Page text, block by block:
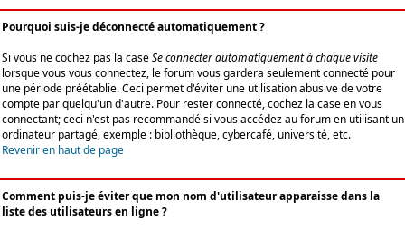
Pourquoi suis-je déconnecté automatiquement ?
Si vous ne cochez pas la caseSe connecter automatiquement à chaque visite
lorsque vous vous connectez, le forum vous gardera seulement connecté pour
une période préétablie. Ceci permet d'éviter une utilisation abusive de votre
compte par quelqu'un d'autre. Pour rester connecté, cochez la case en vous
connectant; ceci n'est pas recommandé si vous accédez au forum en utilisant un
ordinateur partagé, exemple : bibliothèque, cybercafé, université, etc.
Revenir en haut de page
Comment puis-je éviter que mon nom d'utilisateur apparaisse dans la
liste des utilisateurs en ligne ?